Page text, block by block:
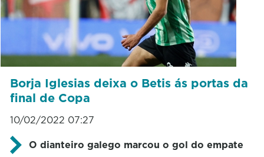
Borja Iglesias deixa o Betis ás portas da
final de Copa
10/02/2022 07:27
O dianteiro galego marcou o gol do empate